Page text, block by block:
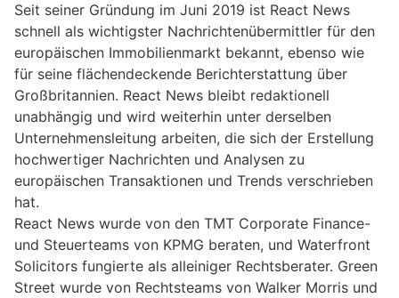
Seit seiner Gründung im Juni 2019 ist React News
schnell als wichtigster Nachrichtenübermittler für den
europäischen Immobilienmarkt bekannt, ebenso wie
für seine flächendeckende Berichterstattung über
Großbritannien. React News bleibt redaktionell
unabhängig und wird weiterhin unter derselben
Unternehmensleitung arbeiten, die sich der Erstellung
hochwertiger Nachrichten und Analysen zu
europäischen Transaktionen und Trends verschrieben
hat.
React News wurde von den TMT Corporate Finance-
und Steuerteams von KPMG beraten, und Waterfront
Solicitors fungierte als alleiniger Rechtsberater. Green
Street wurde von Rechtsteams von Walker Morris und